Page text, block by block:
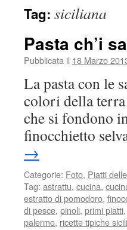
Tag: siciliana
Pasta ch’i
Pubblicata il 18 Marzo
La pasta con le
colori della
che si fondono
finocchietto
→
Categorie: Foto, Piatti
Tag: astrattu, cucina,
estratto di pomodoro,
di pesce, pinoli, primi piatti,
palermo, ricette tipiche